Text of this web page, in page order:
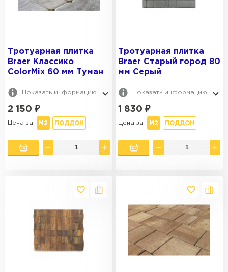
Тротуарная плитка
Braer Классико
ColorMix 60 мм Туман
Показать информацию
2 150 ₽
Цена за М2 ПОДДОН
Тротуарная плитка
Braer Старый город 80
мм Серый
Показать информацию
1 830 ₽
Цена за М2 ПОДДОН